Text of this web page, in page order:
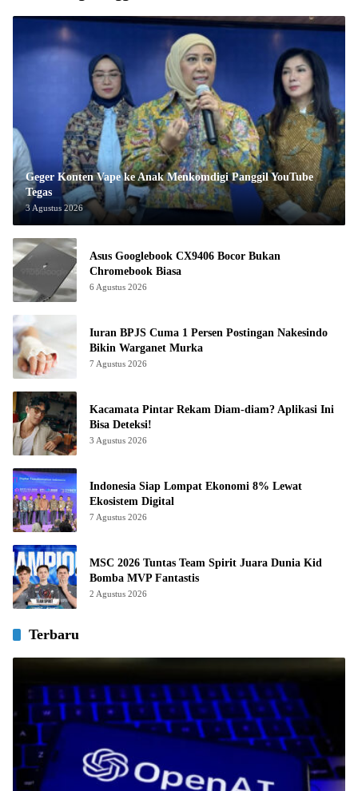
Geger Konten Vape ke Anak Menkomdigi Panggil YouTube
Tegas
3 Agustus 2026
Asus Googlebook CX9406 Bocor Bukan
Chromebook Biasa
6 Agustus 2026
Iuran BPJS Cuma 1 Persen Postingan Nakesindo
Bikin Warganet Murka
7 Agustus 2026
Kacamata Pintar Rekam Diam-diam? Aplikasi Ini
Bisa Deteksi!
3 Agustus 2026
Indonesia Siap Lompat Ekonomi 8% Lewat
Ekosistem Digital
7 Agustus 2026
MSC 2026 Tuntas Team Spirit Juara Dunia Kid
Bomba MVP Fantastis
2 Agustus 2026
Terbaru